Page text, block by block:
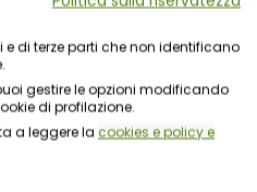
ciclo 2025
2026
e obblighi di
ANAC segnala le
del nuovo sistema
e di terze parti che non identificano
gestire le opzioni modificando
di profilazione.
a leggere la cookies e policy e